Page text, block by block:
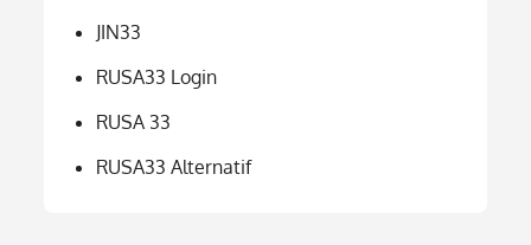
JIN33
RUSA33 Login
RUSA 33
RUSA33 Alternatif